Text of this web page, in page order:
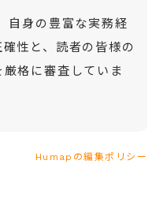
自身の豊富な実務経
性と、読者の皆様の
格に審査していま
Humapの編集ポリシー